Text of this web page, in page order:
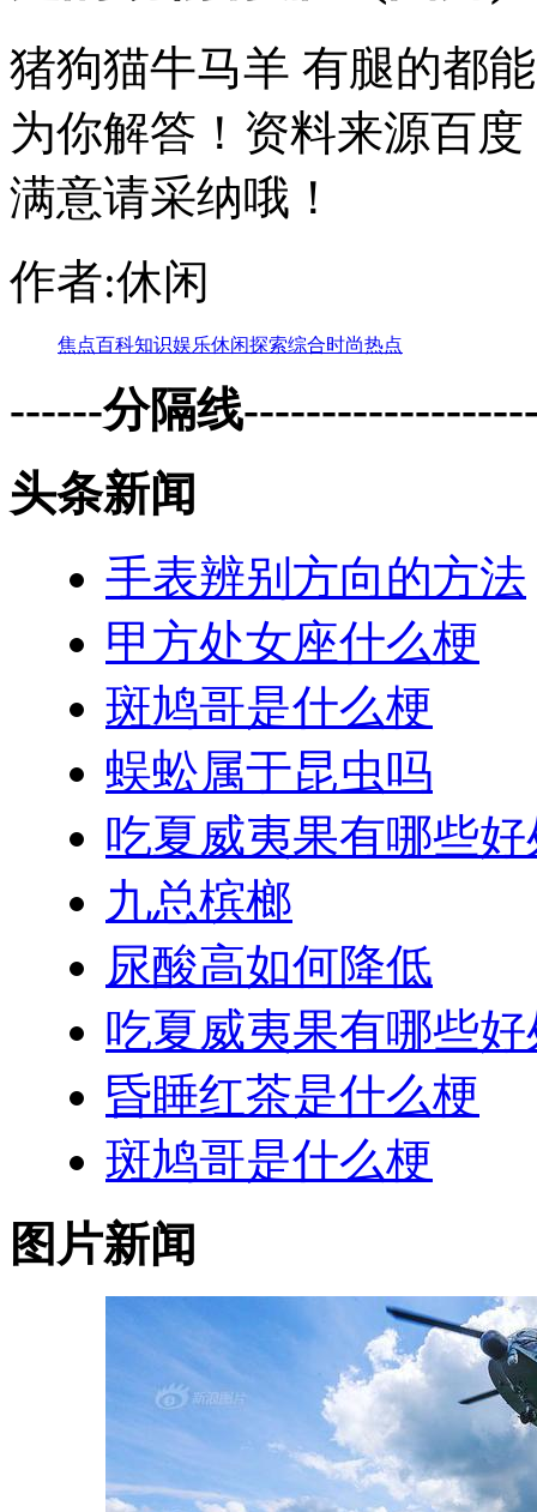
猪狗猫牛马羊 有腿的都
为你解答！资料来源百
满意请采纳哦！
作者:休闲
焦点百科知识娱乐休闲探索综合时尚热点
------分隔线
头条新闻
手表辨别方向的方法
甲方处女座什么梗
斑鸠哥是什么梗
蜈蚣属于昆虫吗
吃夏威夷果有哪些好
九总槟榔
尿酸高如何降低
吃夏威夷果有哪些好
昏睡红茶是什么梗
斑鸠哥是什么梗
图片新闻